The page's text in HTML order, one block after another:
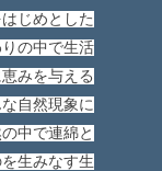
じめとした
の中で生活
みを与える
自然現象に
中で連綿と
生みなす生